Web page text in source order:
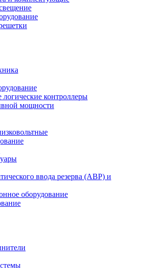
контроллеры
мощности
ввода резерва (АВР) и
оборудование